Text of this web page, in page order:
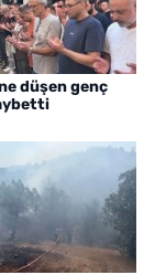
düşen genç